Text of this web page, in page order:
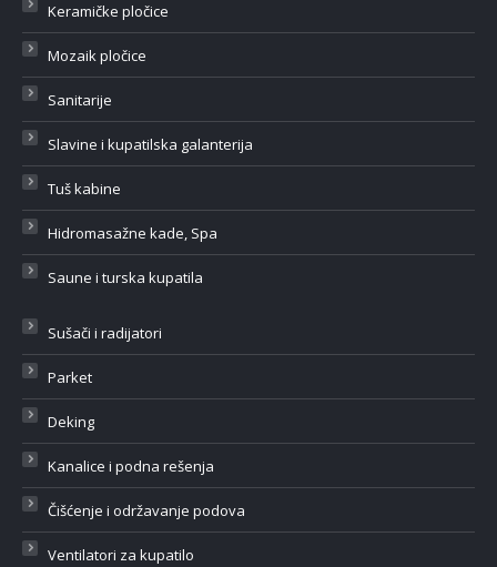
Keramičke pločice
Mozaik pločice
Sanitarije
Slavine i kupatilska galanterija
Tuš kabine
Hidromasažne kade, Spa
Saune i turska kupatila
Sušači i radijatori
Parket
Deking
Kanalice i podna rešenja
Čišćenje i održavanje podova
Ventilatori za kupatilo